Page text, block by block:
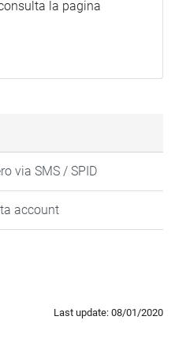
la pagina
via SMS / SPID
account
Last update: 08/01/2020